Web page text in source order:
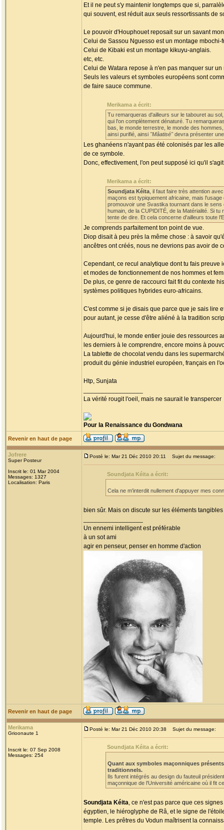
Et il ne peut s'y maintenir longtemps que si,
qui souvent, est réduit aux seuls ressortissants de
Le pouvoir d'Houphouet reposait sur un savant
Celui de Sassou Nguesso est un montage mbochi-
Celui de Kibaki est un montage kikuyu-anglais.
etc, etc.
Celui de Watara repose à n'en pas manquer sur
Seuls les valeurs et symboles européens sont
de faire sauce commune.
Merikama a écrit:
Tu remarqueras d'ailleurs sur le tabouret au
qui l'on complètement dénaturé. Tu
bas, le monde terrestre, le monde des
ainsi purifié, ainsi "Mâatisé"devra présenter une
Les ghanéens n'ayant pas été colonisés par les
de ce symbole.
Donc, effectivement, l'on peut supposé ici qu'il
Merikama a écrit:
Soundjata Kéita , il faut faire très attention
maçons est typiquement africaine, mais
promouvoir une Svastika tournant dans le
humain, de la CUPIDITÉ, de la Matérialité. Si
tente de dire. Et cela concerne d'ailleurs toute
Je comprends parfaitement ton point de vue.
Diop disait à peu près la même chose : à savoir
ancêtres ont créés, nous ne devrions pas avoir de
Cependant, ce recul analytique dont tu fais
et modes de fonctionnement de nos hommes et
De plus, ce genre de raccourci fait fit du contexte
systèmes politiques hybrides euro-africains.
C'est comme si je disais que parce que je sais lire
pour autant, je cesse d'être aliéné à la tradition
Aujourd'hui, le monde entier jouie des ressources
les derniers à le comprendre, encore moins à
La tablette de chocolat vendu dans les
produit du génie industriel européen, français en
Htp, Sunjata
La vérité rougit l'oeil, mais ne saurait le transpercer
Pour la Renaissance du Gondwana
Revenir en haut de page
Jofrere
Super Posteur
Inscrit le: 01 Mar 2004
Messages: 1327
Localisation: Paris
Posté le: Mar 21 Déc 2010 20:11 Sujet du message:
Soundjata Kéita a écrit:
Cela ne m'interdit nullement d'appuyer mes
bien sûr. Mais on discute sur les éléments
Un ennemi intelligent est préférable
à un sot ami
agir en penseur, penser en homme d'action
Revenir en haut de page
Merikama
Grioonaute 1
Inscrit le: 07 Sep 2008
Messages: 254
Posté le: Mar 21 Déc 2010 20:38 Sujet du message:
Soundjata Kéita a écrit:
Quant aux symboles maçonniques
traditionnels.
Ils furent intégrés au design du fauteuil
maçonnique de l'Université américaine où il fit
Soundjata Kéita, ce n'est pas parce que ces
égyptien, le hiéroglyphe de Râ, et le signe de
temple. Les prêtres du Vodun maîtrisent la